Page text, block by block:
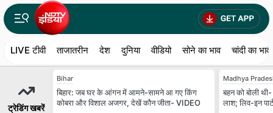
LIVE टीवी ताजातरीन देश दुनिया वीडियो सोने का भाव चांदी का भाव
ट्रेडिंग खबरें
Bihar
बिहार: जब घर के आंगन में आमने-सामने आ गए किंग
कोबरा और विशाल अजगर, देखें कौन जीता- VIDEO
Madhya
बहन को बोली
लाश; लिव-इन